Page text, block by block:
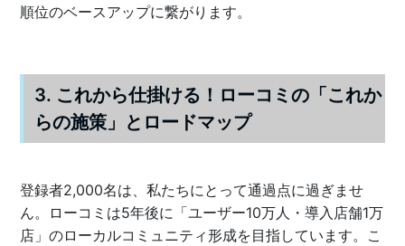
順位のベースアップに繋がります。
3. これから仕掛ける！ローコミの「これか
らの施策」とロードマップ
登録者2,000名は、私たちにとって通過点に過ぎませ
ん。ローコミは5年後に「ユーザー10万人・導入店舗1万
店」のローカルコミュニティ形成を目指しています。こ